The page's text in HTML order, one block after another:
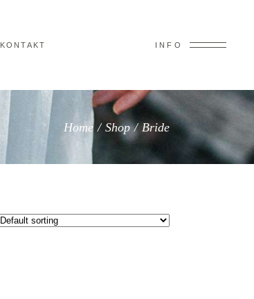
KONTAKT INFO
Home/Shop/Bride